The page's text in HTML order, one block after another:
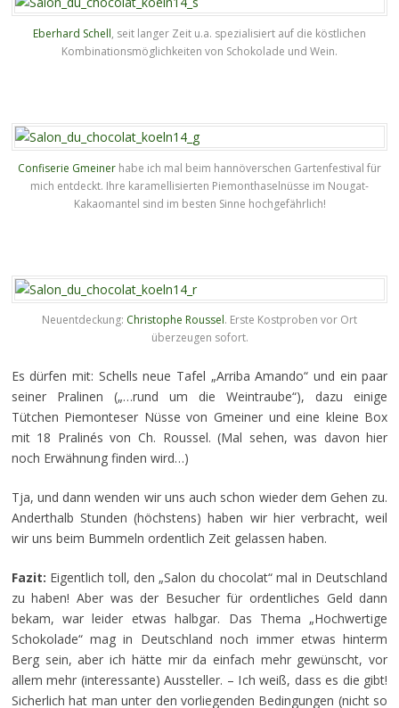
Eberhard Schell, seit langer Zeit u.a. spezialisiert auf die köstlichen
Kombinationsmöglichkeiten von Schokolade und Wein.
Confiserie Gmeiner habe ich mal beim hannöverschen Gartenfestival für
mich entdeckt. Ihre karamellisierten Piemonthaselnüsse im Nougat-
Kakaomantel sind im besten Sinne hochgefährlich!
Neuentdeckung: Christophe Roussel. Erste Kostproben vor Ort
überzeugen sofort.
Es dürfen mit: Schells neue Tafel „Arriba Amando“ und ein paar
seiner Pralinen („…rund um die Weintraube“), dazu einige
Tütchen Piemonteser Nüsse von Gmeiner und eine kleine Box
mit 18 Pralinés von Ch. Roussel. (Mal sehen, was davon hier
noch Erwähnung finden wird…)
Tja, und dann wenden wir uns auch schon wieder dem Gehen zu.
Anderthalb Stunden (höchstens) haben wir hier verbracht, weil
wir uns beim Bummeln ordentlich Zeit gelassen haben.
Fazit: Eigentlich toll, den „Salon du chocolat“ mal in Deutschland
zu haben! Aber was der Besucher für ordentliches Geld dann
bekam, war leider etwas halbgar. Das Thema „Hochwertige
Schokolade“ mag in Deutschland noch immer etwas hinterm
Berg sein, aber ich hätte mir da einfach mehr gewünscht, vor
allem mehr (interessante) Aussteller. – Ich weiß, dass es die gibt!
Sicherlich hat man unter den vorliegenden Bedingungen (nicht so